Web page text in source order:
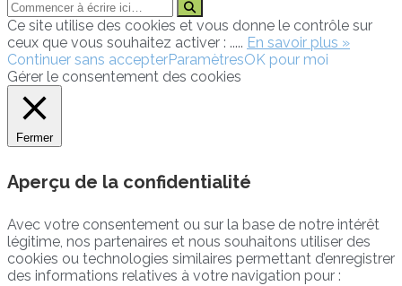
Ce site utilise des cookies et vous donne le contrôle sur
ceux que vous souhaitez activer : ..... En savoir plus »
Continuer sans accepterParamètresOK pour moi
Gérer le consentement des cookies
Fermer
Aperçu de la confidentialité
Avec votre consentement ou sur la base de notre intérêt
légitime, nos partenaires et nous souhaitons utiliser des
cookies ou technologies similaires permettant d’enregistrer
des informations relatives à votre navigation pour :